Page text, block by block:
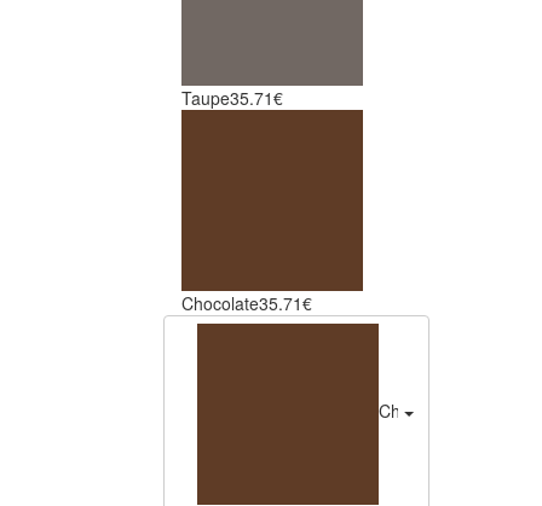
Taupe35.71€
Chocolate35.71€
Chocolate